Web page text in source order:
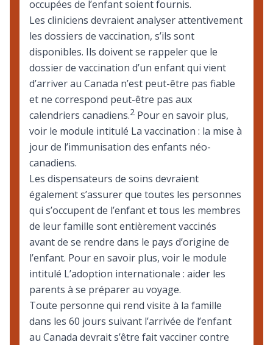
occupées de l’enfant soient fournis.
Les cliniciens devraient analyser attentivement
les dossiers de vaccination, s’ils sont
disponibles. Ils doivent se rappeler que le
dossier de vaccination d’un enfant qui vient
d’arriver au Canada n’est peut-être pas fiable
et ne correspond peut-être pas aux
calendriers canadiens.2 Pour en savoir plus,
voir le module intitulé La vaccination : la mise à
jour de l’immunisation des enfants néo-
canadiens.
Les dispensateurs de soins devraient
également s’assurer que toutes les personnes
qui s’occupent de l’enfant et tous les membres
de leur famille sont entièrement vaccinés
avant de se rendre dans le pays d’origine de
l’enfant. Pour en savoir plus, voir le module
intitulé L’adoption internationale : aider les
parents à se préparer au voyage.
Toute personne qui rend visite à la famille
dans les 60 jours suivant l’arrivée de l’enfant
au Canada devrait s’être fait vacciner contre